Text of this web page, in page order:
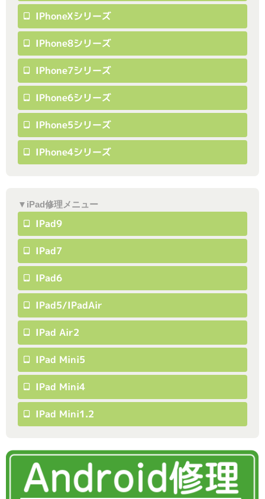
IPhoneXシリーズ
IPhone8シリーズ
IPhone7シリーズ
IPhone6シリーズ
IPhone5シリーズ
IPhone4シリーズ
▼iPad修理メニュー
IPad9
IPad7
IPad6
IPad5/iPadAir
IPad Air2
IPad Mini5
IPad Mini4
IPad Mini1.2